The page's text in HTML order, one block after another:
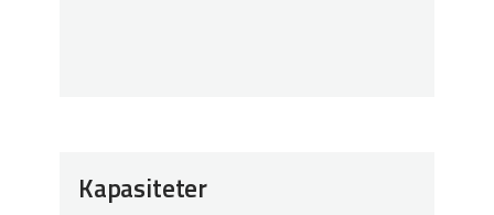
Kapasiteter